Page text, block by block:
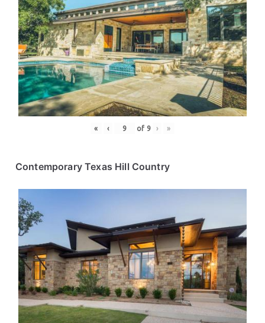
« ‹ of 9 › »
Contemporary Texas Hill Country